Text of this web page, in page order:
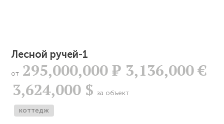
Лесной ручей-1
от 295,000,000Р 3,136,000 €
3,624,000 $ за объект
коттедж